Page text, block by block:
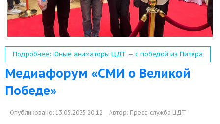
Подробнее: Юные аниматоры ЦДТ — с победой из Питера
Медиафорум «СМИ о Великой
Победе»
Опубликовано: 13.05.2025 20:12 Автор: Пресс-служба ЦДТ